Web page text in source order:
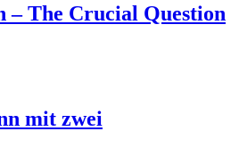
– The Crucial Question
mit zwei